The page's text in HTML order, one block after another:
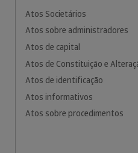
Atos Societários
Atos sobre administradores
Atos de capital
Atos de Constituição e
Atos de identificação
Atos informativos
Atos sobre procedimentos